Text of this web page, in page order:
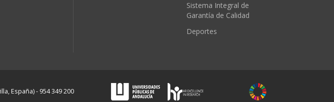
Sistema Integral de
Garantía de Calidad
Deportes
España) - 954 349 200